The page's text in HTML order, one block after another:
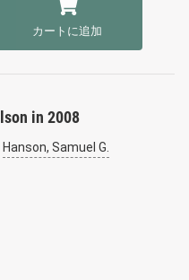
カートに追加
in 2008
Hanson, Samuel G.